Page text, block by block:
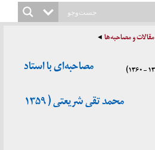
مقالات و مصاحبه‌ها
مصاحبه‌ای با استاد
محمد تقی شریعتی ( ۱۳۵۹